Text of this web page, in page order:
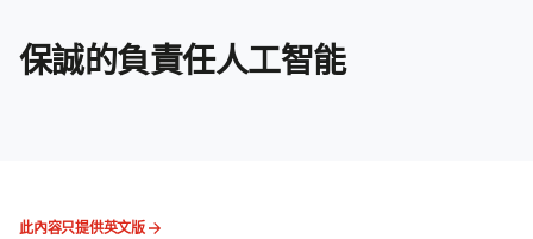
保誠的負責任人工智能
此內容只提供英文版